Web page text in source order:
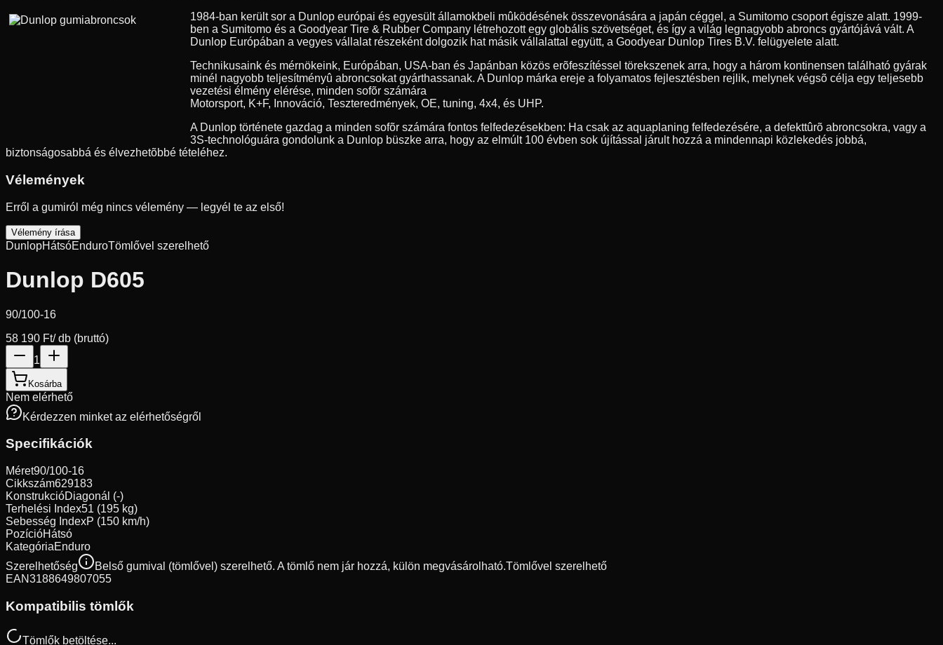
1984-ban került sor a Dunlop európai és egyesült államokbeli mûködésének összevonására a japán céggel, a Sumitomo csoport égisze alatt. 1999-
ben a Sumitomo és a Goodyear Tire & Rubber Company létrehozott egy globális szövetséget, és így a világ legnagyobb abroncs gyártójává vált. A
Dunlop Európában a vegyes vállalat részeként dolgozik hat másik vállalattal együtt, a Goodyear Dunlop Tires B.V. felügyelete alatt.
Technikusaink és mérnökeink, Európában, USA-ban és Japánban közös erõfeszítéssel törekszenek arra, hogy a három kontinensen található gyárak
minél nagyobb teljesítményû abroncsokat gyárthassanak. A Dunlop márka ereje a folyamatos fejlesztésben rejlik, melynek végsõ célja egy teljesebb
vezetési élmény elérése, minden sofõr számára
Motorsport, K+F, Innováció, Teszteredmények, OE, tuning, 4x4, és UHP.
A Dunlop története gazdag a minden sofõr számára fontos felfedezésekben: Ha csak az aquaplaning felfedezésére, a defekttûrõ abroncsokra, vagy a
3S-technológuára gondolunk a Dunlop büszke arra, hogy az elmúlt 100 évben sok újítással járult hozzá a mindennapi közlekedés jobbá,
biztonságosabbá és élvezhetõbbé tételéhez.
Vélemények
Erről a gumiról még nincs vélemény — legyél te az első!
Vélemény írása
DunlopHátsóEnduroTömlővel szerelhető
Dunlop D605
90/100-16
58 190 Ft/ db (bruttó)
1
Kosárba
Nem elérhető
Kérdezzen minket az elérhetőségről
Specifikációk
Méret90/100-16
Cikkszám629183
KonstrukcióDiagonál (-)
Terhelési Index51 (195 kg)
Sebesség IndexP (150 km/h)
PozícióHátsó
KategóriaEnduro
Szerelhetőség
Belső gumival (tömlővel) szerelhető. A tömlő nem jár hozzá, külön megvásárolható.Tömlővel szerelhető
EAN3188649807055
Kompatibilis tömlők
Tömlők betöltése...